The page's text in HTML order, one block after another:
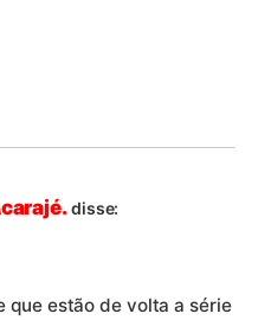
disse:
que estão de volta a série